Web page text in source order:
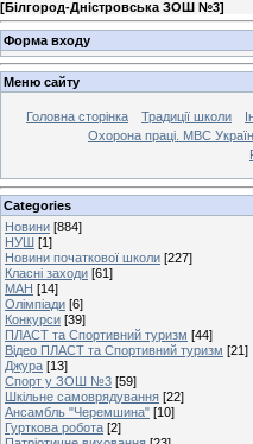
[Білгород-Дністровська ЗОШ №3]
Форма входу
Меню сайту
Головна сторінка Традиції школи
Охорона праці. МВС
Categories
Новини [884]
НУШ [1]
Новини початкової школи [227]
Класні заходи [61]
МАН [14]
Олімпіади [6]
Конкурси [39]
ПЛАСТ та Спортивний туризм [44]
Відео ПЛАСТ та Спортивний туризм [21]
Джура [13]
Спорт у ЗОШ №3 [59]
Шкільне самоврядування [22]
Ансамбль "Черемшина" [10]
Гурткова робота [2]